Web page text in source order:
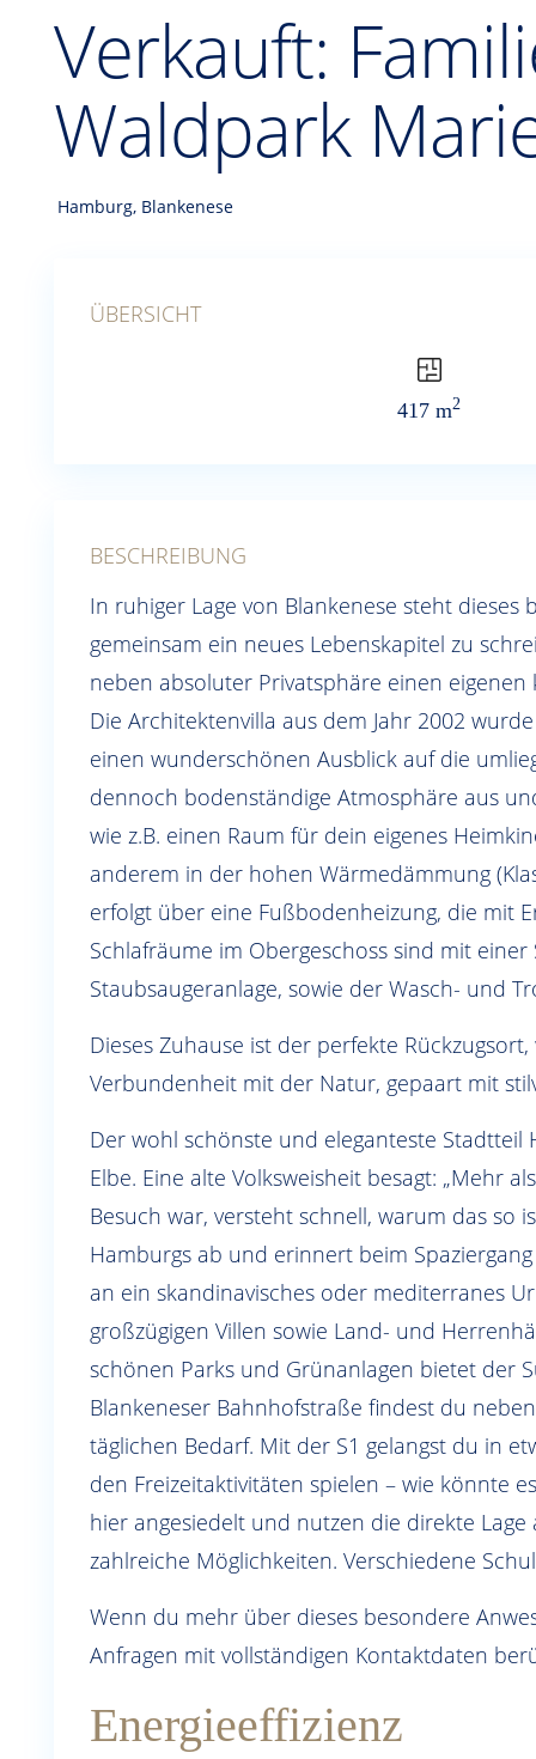
Verkauft:
Waldpark
Hamburg, Blankenese
ÜBERSICHT
417 m2
BESCHREIBUNG
In ruhiger Lage von Blankenese steht
gemeinsam ein neues Lebenskapitel zu
neben absoluter Privatsphäre einen
Die Architektenvilla aus dem Jahr 2002
einen wunderschönen Ausblick auf die
dennoch bodenständige Atmosphäre aus
wie z.B. einen Raum für dein eigenes
anderem in der hohen Wärmedämmung
erfolgt über eine Fußbodenheizung, die mit
Schlafräume im Obergeschoss sind mit
Staubsaugeranlage, sowie der Wasch- und
Dieses Zuhause ist der perfekte
Verbundenheit mit der Natur, gepaart mit
Der wohl schönste und eleganteste
Elbe. Eine alte Volksweisheit besagt: „Mehr
Besuch war, versteht schnell, warum das so
Hamburgs ab und erinnert beim
an ein skandinavisches oder mediterranes
großzügigen Villen sowie Land- und
schönen Parks und Grünanlagen bietet der
Blankeneser Bahnhofstraße findest du
täglichen Bedarf. Mit der S1 gelangst du in
den Freizeitaktivitäten spielen – wie könnte
hier angesiedelt und nutzen die direkte
zahlreiche Möglichkeiten. Verschiedene
Wenn du mehr über dieses besondere
Anfragen mit vollständigen Kontaktdaten
Energieeffizienz